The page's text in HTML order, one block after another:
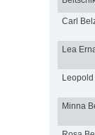
Carl
Lea
Minna